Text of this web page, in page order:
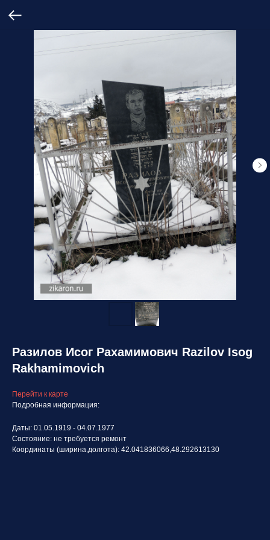
Разилов Исог Рахамимович Razilov Isog
Rakhamimovich
Перейти к карте
Подробная информация:
Даты: 01.05.1919 - 04.07.1977
Состояние: не требуется ремонт
Координаты (ширина,долгота): 42.041836066,48.292613130